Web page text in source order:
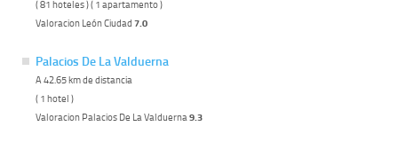
( 81 hoteles ) ( 1 apartamento )
Valoracion León Ciudad 7.0
Palacios De La Valduerna
A 42.65 km de distancia
( 1 hotel )
Valoracion Palacios De La Valduerna 9.3